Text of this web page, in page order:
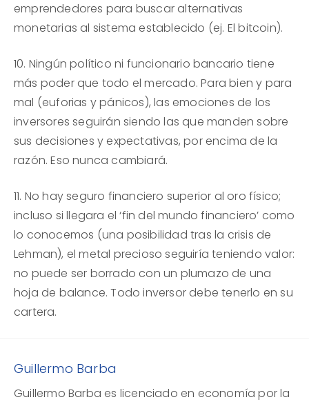
emprendedores para buscar alternativas
monetarias al sistema establecido (ej. El bitcoin).
10. Ningún político ni funcionario bancario tiene
más poder que todo el mercado. Para bien y para
mal (euforias y pánicos), las emociones de los
inversores seguirán siendo las que manden sobre
sus decisiones y expectativas, por encima de la
razón. Eso nunca cambiará.
11. No hay seguro financiero superior al oro físico;
incluso si llegara el ‘fin del mundo financiero’ como
lo conocemos (una posibilidad tras la crisis de
Lehman), el metal precioso seguiría teniendo valor:
no puede ser borrado con un plumazo de una
hoja de balance. Todo inversor debe tenerlo en su
cartera.
Guillermo Barba
Guillermo Barba es licenciado en economía por la